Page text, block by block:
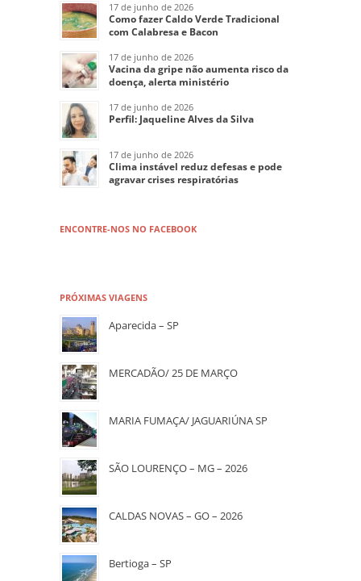
17 de junho de 2026
Como fazer Caldo Verde Tradicional
com Calabresa e Bacon
17 de junho de 2026
Vacina da gripe não aumenta risco da
doença, alerta ministério
17 de junho de 2026
Perfil: Jaqueline Alves da Silva
17 de junho de 2026
Clima instável reduz defesas e pode
agravar crises respiratórias
ENCONTRE-NOS NO FACEBOOK
PRÓXIMAS VIAGENS
Aparecida – SP
MERCADÃO/ 25 DE MARÇO
MARIA FUMAÇA/ JAGUARIÚNA SP
SÃO LOURENÇO – MG – 2026
CALDAS NOVAS – GO – 2026
Bertioga – SP